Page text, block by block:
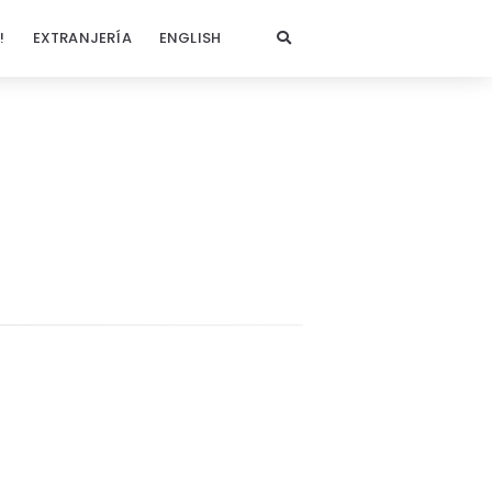
EXTRANJERÍA ENGLISH